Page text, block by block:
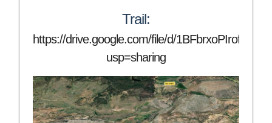
Trail:
https://drive.google.com/file/d/
usp=sharing